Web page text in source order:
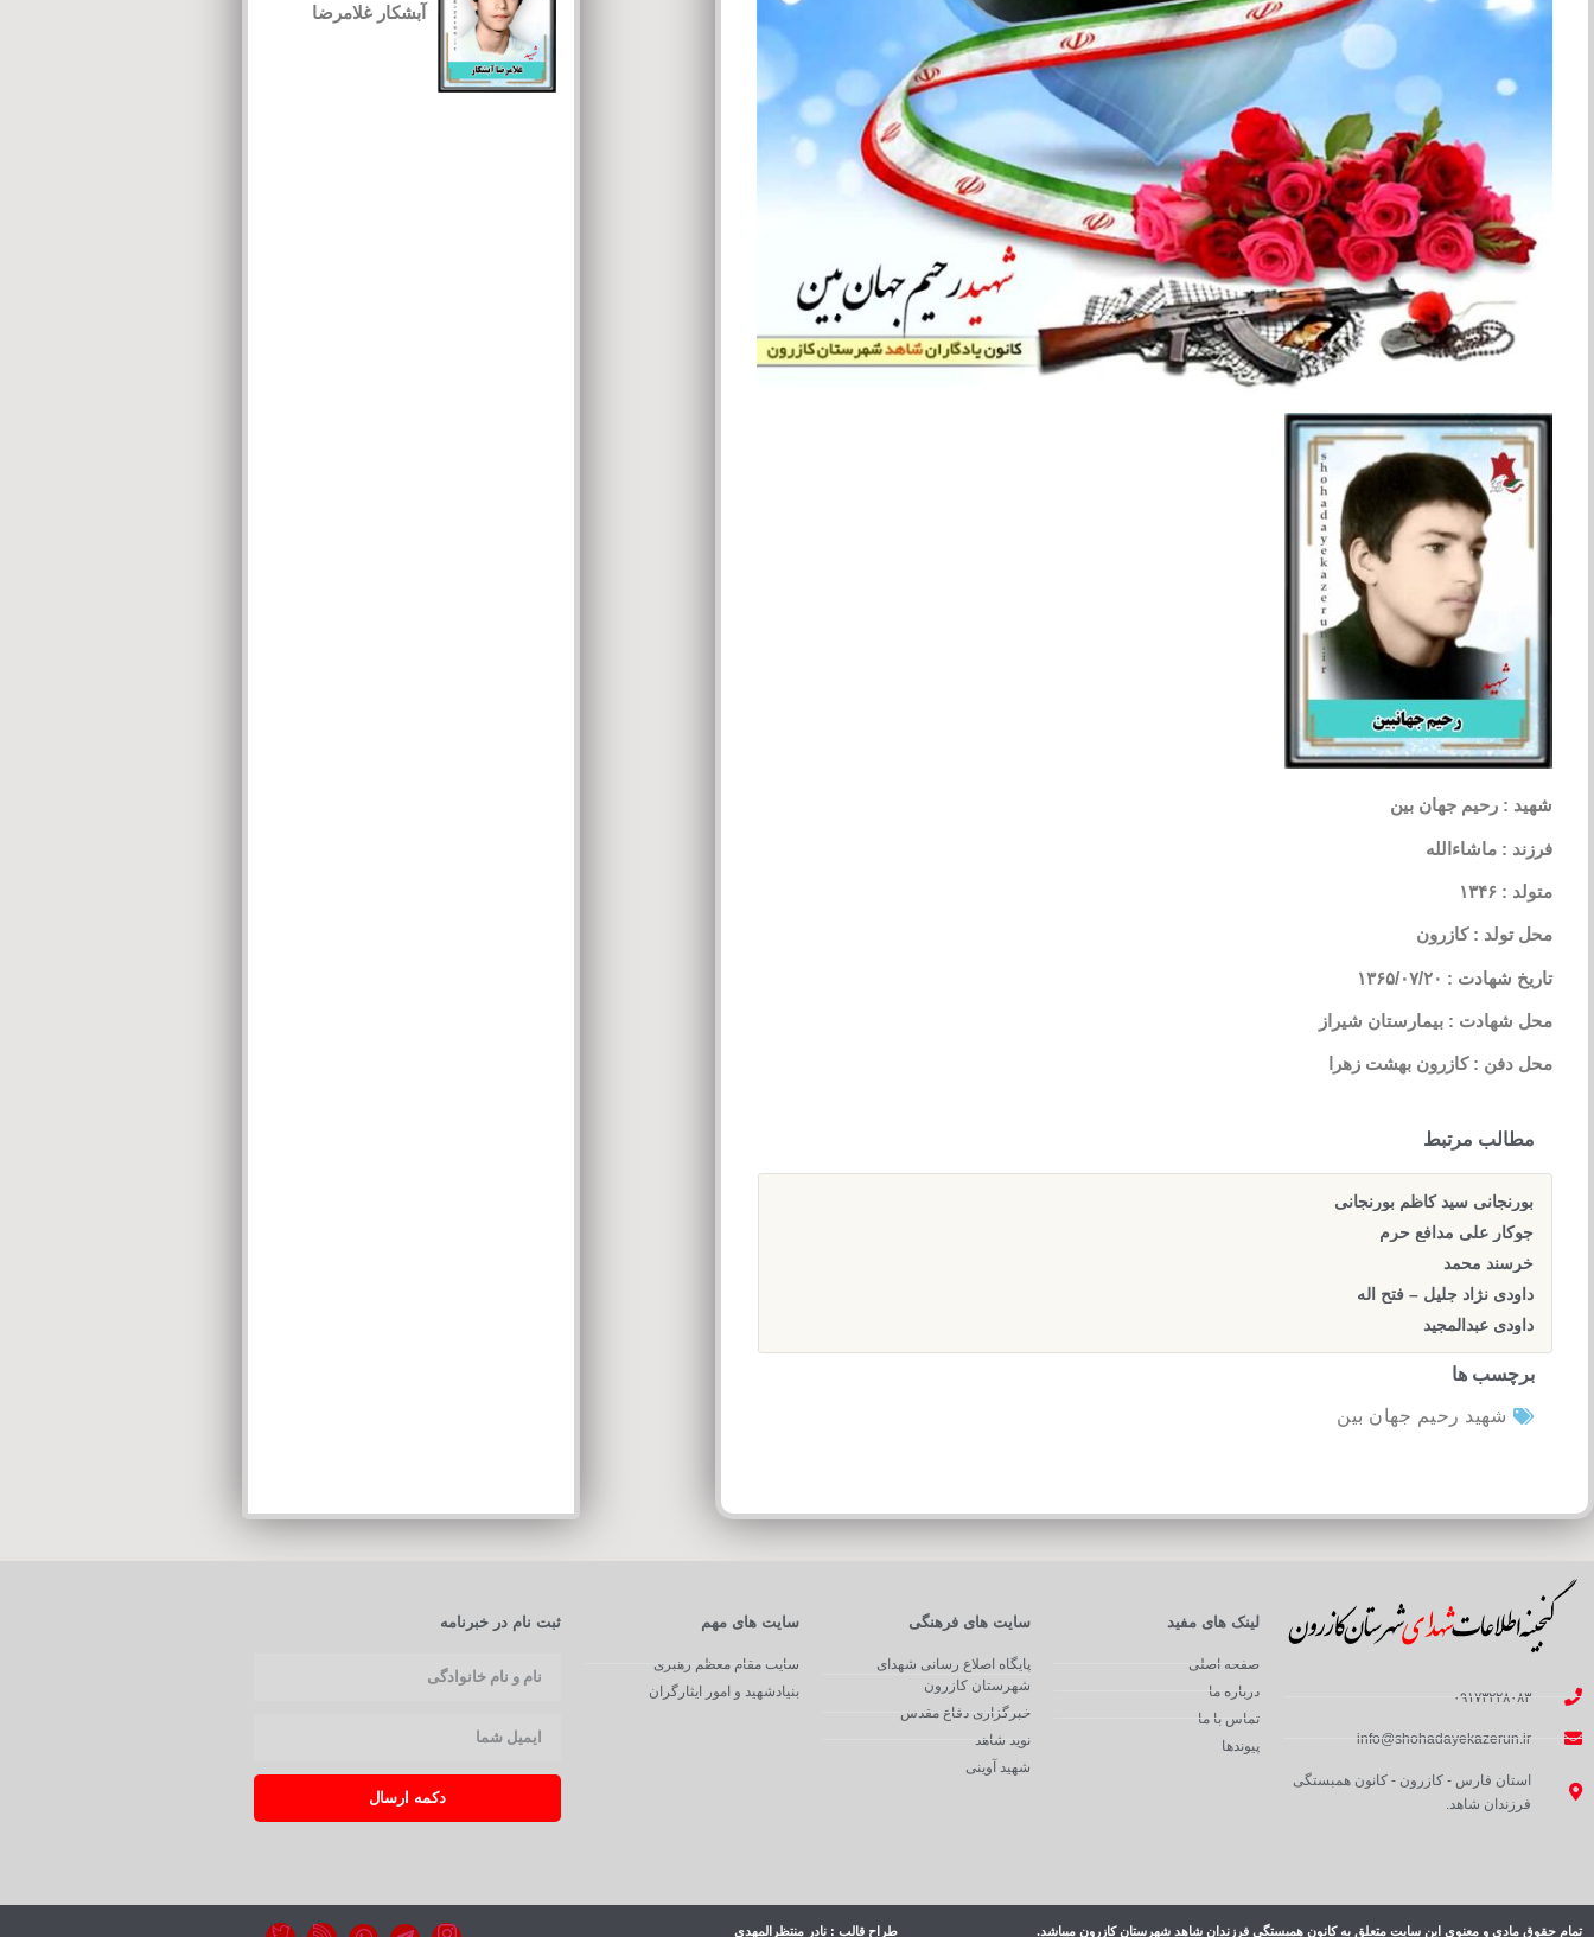
شهید : رحیم جهان بین
فرزند : ماشاءالله
متولد : ۱۳۴۶
محل تولد : کازرون
تاریخ شهادت : ۱۳۶۵/۰۷/۲۰
محل شهادت : بیمارستان شیراز
محل دفن : کازرون بهشت زهرا
مطالب مرتبط
بورنجانی سید کاظم بورنجانی
جوکار علی مدافع حرم
خرسند محمد
داودی نژاد جلیل – فتح اله
داودی عبدالمجید
برچسب ها
شهید رحیم جهان بین
آبشکار غلامرضا
۰۹۱۷۳۲۲۸۰۸۳
info@shohadayekazerun.ir
استان فارس - کازرون - کانون همبستگی
فرزندان شاهد.
لینک های مفید
صفحه اصلی
درباره ما
تماس با ما
پیوندها
سایت های فرهنگی
پایگاه اصلاع رسانی شهدای
شهرستان کازرون
خبرگزاری دفاع مقدس
نوید شاهد
شهید آوینی
سایت های مهم
سایت مقام معظم رهبری
بنیادشهید و امور ایثارگران
ثبت نام در خبرنامه
دکمه ارسال
تمام حقوق مادی و معنوی این سایت متعلق به کانون همبستگی فرزندان شاهد شهرستان کازرون میباشد. طراح قالب : نادر منتظرالمهدی